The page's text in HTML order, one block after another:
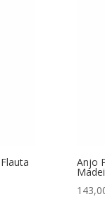
Anjo